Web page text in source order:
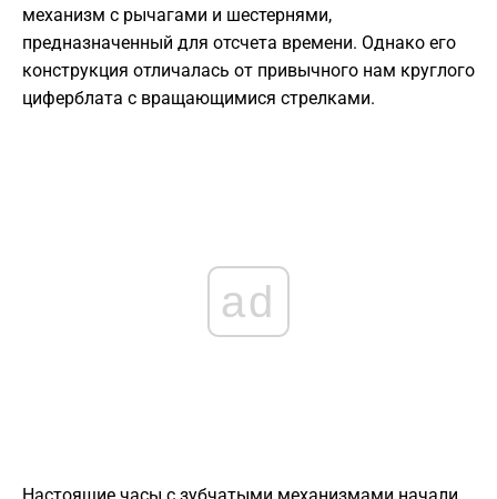
механизм с рычагами и шестернями,
предназначенный для отсчета времени. Однако его
конструкция отличалась от привычного нам круглого
циферблата с вращающимися стрелками.
ad